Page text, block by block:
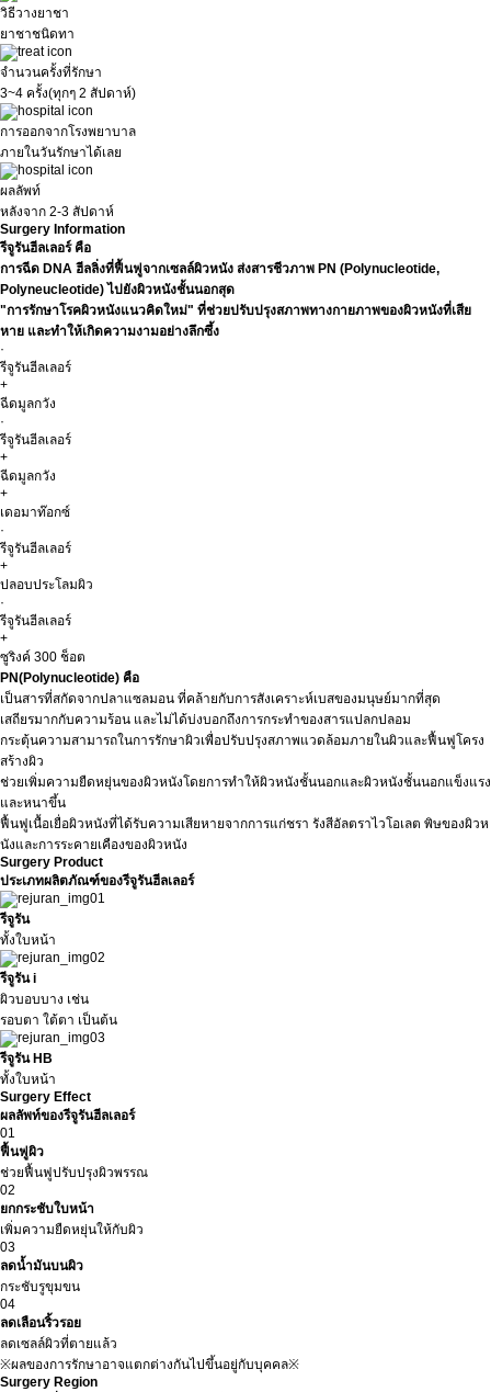
วิธีวางยาชา
ยาชาชนิดทา
จำนวนครั้งที่รักษา
3~4 ครั้ง(ทุกๆ 2 สัปดาห์)
การออกจากโรงพยาบาล
ภายในวันรักษาได้เลย
ผลลัพท์
หลังจาก 2-3 สัปดาห์
Surgery Information
รีจูรันฮีลเลอร์ คือ
การฉีด DNA ฮีลลิ่งที่ฟื้นฟูจากเซลล์ผิวหนัง ส่งสารชีวภาพ PN (Polynucleotide,
Polyneucleotide) ไปยังผิวหนังชั้นนอกสุด
"การรักษาโรคผิวหนังแนวคิดใหม่" ที่ช่วยปรับปรุงสภาพทางกายภาพของผิวหนังที่เสีย
หาย และทำให้เกิดความงามอย่างลึกซึ้ง
·
รีจูรันฮีลเลอร์
+
ฉีดมูลกวัง
·
รีจูรันฮีลเลอร์
+
ฉีดมูลกวัง
+
เดอมาท๊อกซ์
·
รีจูรันฮีลเลอร์
+
ปลอบประโลมผิว
·
รีจูรันฮีลเลอร์
+
ซูริงค์ 300 ช็อต
PN(Polynucleotide) คือ
เป็นสารที่สกัดจากปลาแซลมอน ที่คล้ายกับการสังเคราะห์เบสของมนุษย์มากที่สุด
เสถียรมากกับความร้อน และไม่ได้บ่งบอกถึงการกระทำของสารแปลกปลอม
กระตุ้นความสามารถในการรักษาผิวเพื่อปรับปรุงสภาพแวดล้อมภายในผิวและฟื้นฟูโครง
สร้างผิว
ช่วยเพิ่มความยืดหยุ่นของผิวหนังโดยการทำให้ผิวหนังชั้นนอกและผิวหนังชั้นนอกแข็งแรง
และหนาขึ้น
ฟื้นฟูเนื้อเยื่อผิวหนังที่ได้รับความเสียหายจากการแก่ชรา รังสีอัลตราไวโอเลต พิษของผิวห
นังและการระคายเคืองของผิวหนัง
Surgery Product
ประเภทผลิตภัณฑ์ของรีจูรันฮีลเลอร์
รีจูรัน
ทั้งใบหน้า
รีจูรัน i
ผิวบอบบาง เช่น
รอบตา ใต้ตา เป็นต้น
รีจูรัน HB
ทั้งใบหน้า
Surgery Effect
ผลลัพท์ของรีจูรันฮีลเลอร์
01
ฟื้นฟูผิว
ช่วยฟื้นฟูปรับปรุงผิวพรรณ
02
ยกกระชับใบหน้า
เพิ่มความยืดหยุ่นให้กับผิว
03
ลดน้ำมันบนผิว
กระชับรูขุมขน
04
ลดเลือนริ้วรอย
ลดเซลล์ผิวที่ตายแล้ว
※ผลของการรักษาอาจแตกต่างกันไปขึ้นอยู่กับบุคคล※
Surgery Region